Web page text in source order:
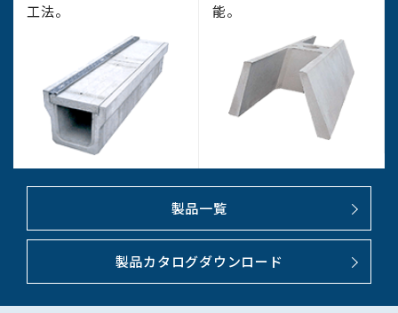
工法。
能。
製品一覧
製品カタログダウンロード